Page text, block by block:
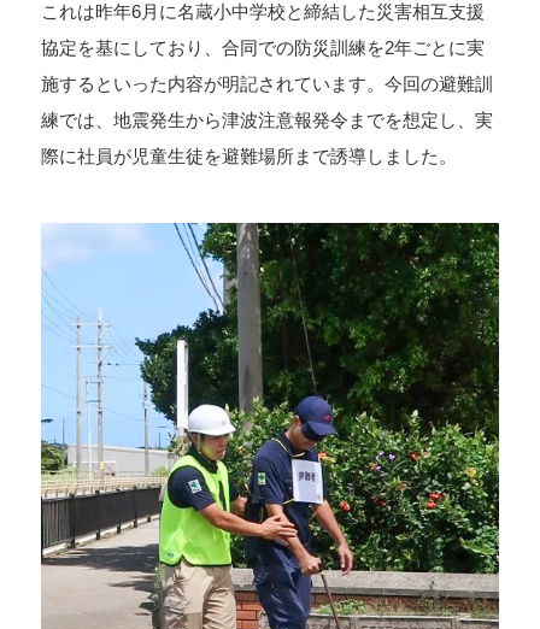
これは昨年6月に名蔵小中学校と締結した災害相互支援
協定を基にしており、合同での防災訓練を2年ごとに実
施するといった内容が明記されています。今回の避難訓
練では、地震発生から津波注意報発令までを想定し、実
際に社員が児童生徒を避難場所まで誘導しました。